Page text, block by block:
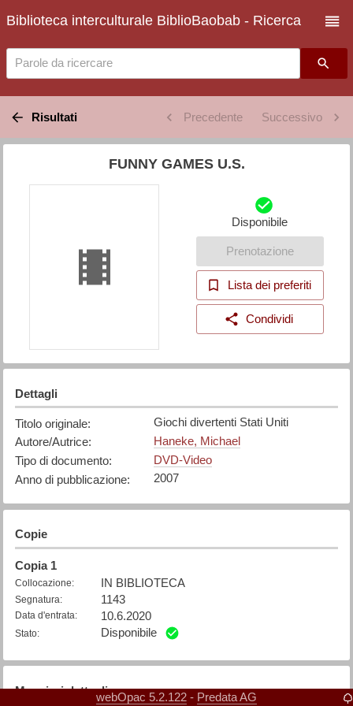
Biblioteca interculturale BiblioBaobab - Ricerca
Parole da ricercare
Risultati Precedente Successivo
FUNNY GAMES U.S.
Disponibile
Prenotazione
Lista dei preferiti
Condividi
Dettagli
Titolo originale:
Giochi divertenti Stati Uniti
Autore/Autrice:
Haneke, Michael
Tipo di documento:
DVD-Video
Anno di pubblicazione: 2007
Copie
Copia 1
Collocazione: IN BIBLIOTECA
Segnatura: 1143
Data d'entrata: 10.6.2020
Stato: Disponibile
Maggiori dettagliwebOpac 5.2.122 - Predata AG